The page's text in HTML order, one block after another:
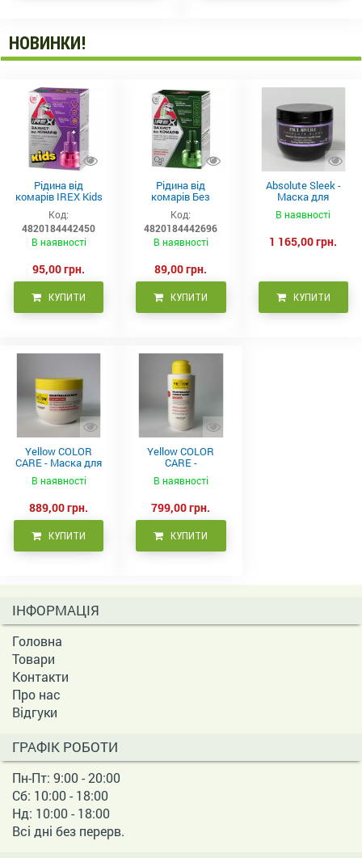
НОВИНКИ!
Рідина від
комарів IREX Kids
д/дітей (30 ночей),
20мл
Код:
4820184442450
В наявності
95,00 грн.
КУПИТИ
Рідина від
комарів Без
запаху IREX (30
ночей), 20мл
Код:
4820184442696
В наявності
89,00 грн.
КУПИТИ
Absolute Sleek -
Маска для
неслухняного
волосся 300 мл
В наявності
1 165,00 грн.
КУПИТИ
Yellow COLOR
CARE - Маска для
фарбованого
волосся, 500 мл
В наявності
889,00 грн.
КУПИТИ
Yellow COLOR
CARE -
Кондиціонер для
фарбованого
В наявності
799,00 грн.
КУПИТИ
ІНФОРМАЦІЯ
Головна
Товари
Контакти
Про нас
Відгуки
ГРАФІК РОБОТИ
Пн-Пт: 9:00 - 20:00
Сб: 10:00 - 18:00
Нд: 10:00 - 18:00
Всі дні без перерв.